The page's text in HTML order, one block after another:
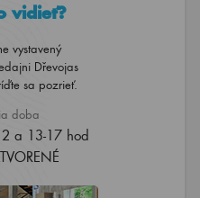
vidieť?
vystavený
Dřevojas
sa pozrieť.
doba
a 13-17 hod